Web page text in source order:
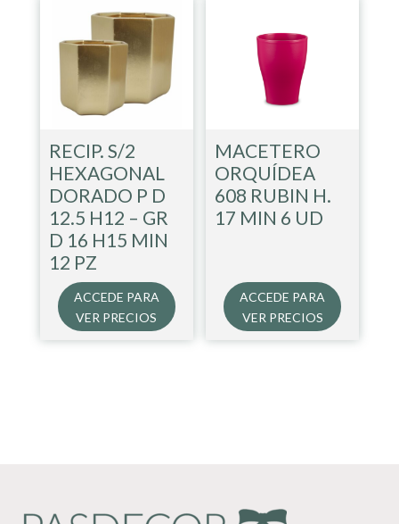
RECIP. S/2
HEXAGONAL
DORADO P D
12.5 H12 – GR
D 16 H15 MIN
12 PZ
ACCEDE PARA
VER PRECIOS
MACETERO
ORQUÍDEA
608 RUBIN H.
17 MIN 6 UD
ACCEDE PARA
VER PRECIOS